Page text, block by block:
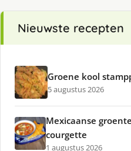
Nieuwste recepten
Groene kool
5 augustus 2026
Mexicaanse
courgette
1 augustus 2026